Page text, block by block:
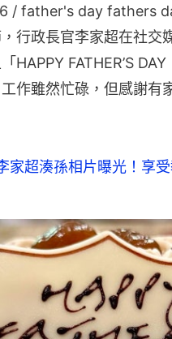
/ father's day fathers
行政長官李家超在社交
HAPPY FATHER’S
作雖然忙碌，但感謝有
家超湊孫相片曝光！享